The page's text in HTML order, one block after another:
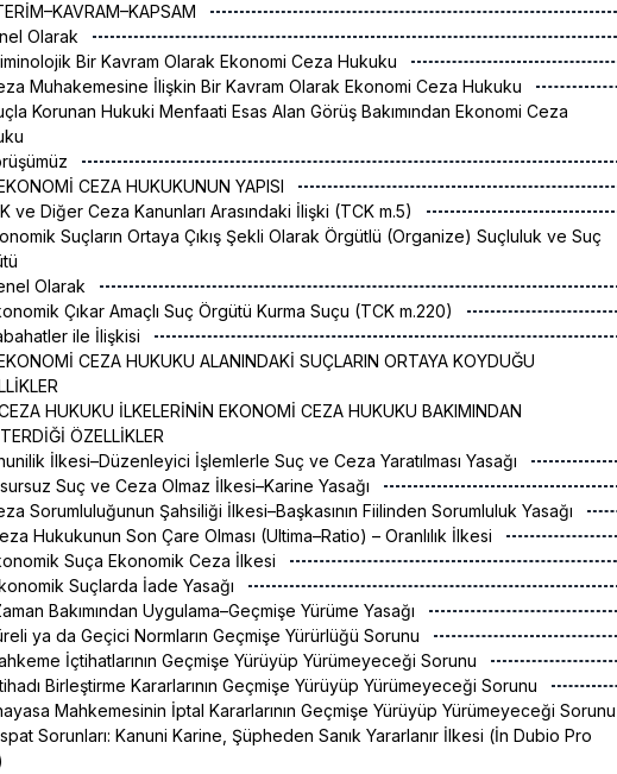
Olarak
Bir Kavram Olarak Ekonomi Ceza Hukuku
Muhakemesine İlişkin Bir Kavram Olarak Ekonomi Ceza Hukuku
Korunan Hukuki Menfaati Esas Alan Görüş Bakımından Ekonomi Ceza
CEZA HUKUKUNUN YAPISI
ve Diğer Ceza Kanunları Arasındaki İlişki (TCK m.5)
Suçların Ortaya Çıkış Şekli Olarak Örgütlü (Organize) Suçluluk ve Suç
Olarak
Çıkar Amaçlı Suç Örgütü Kurma Suçu (TCK m.220)
ile İlişkisi
CEZA HUKUKU ALANINDAKİ SUÇLARIN ORTAYA KOYDUĞU
HUKUKU İLKELERİNİN EKONOMİ CEZA HUKUKU BAKIMINDAN
ÖZELLİKLER
İlkesi–Düzenleyici İşlemlerle Suç ve Ceza Yaratılması Yasağı
Suç ve Ceza Olmaz İlkesi–Karine Yasağı
Sorumluluğunun Şahsiliği İlkesi–Başkasının Fiilinden Sorumluluk Yasağı
Hukukunun Son Çare Olması (Ultima–Ratio) – Oranlılık İlkesi
Suça Ekonomik Ceza İlkesi
Suçlarda İade Yasağı
Bakımından Uygulama–Geçmişe Yürüme Yasağı
ya da Geçici Normların Geçmişe Yürürlüğü Sorunu
İçtihatlarının Geçmişe Yürüyüp Yürümeyeceği Sorunu
Birleştirme Kararlarının Geçmişe Yürüyüp Yürümeyeceği Sorunu
Mahkemesinin İptal Kararlarının Geçmişe Yürüyüp Yürümeyeceği Sorunu
Sorunları: Kanuni Karine, Şüpheden Sanık Yararlanır İlkesi (İn Dubio Pro